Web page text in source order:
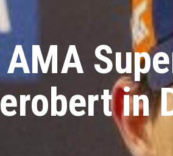
AMA
erobert in